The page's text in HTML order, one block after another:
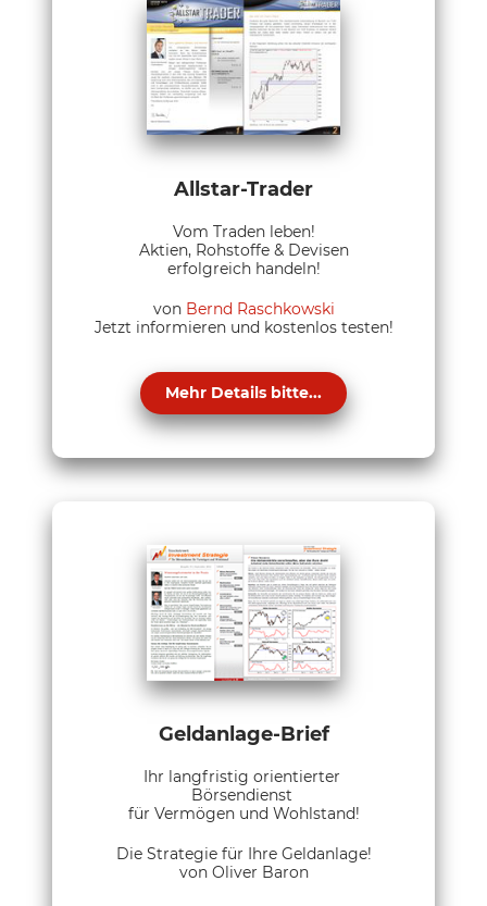
Allstar-Trader
Vom Traden leben!
Aktien, Rohstoffe & Devisen
erfolgreich handeln!
von Bernd Raschkowski
Jetzt informieren und kostenlos testen!
Mehr Details bitte...
Geldanlage-Brief
Ihr langfristig orientierter
Börsendienst
für Vermögen und Wohlstand!
Die Strategie für Ihre Geldanlage!
von Oliver Baron